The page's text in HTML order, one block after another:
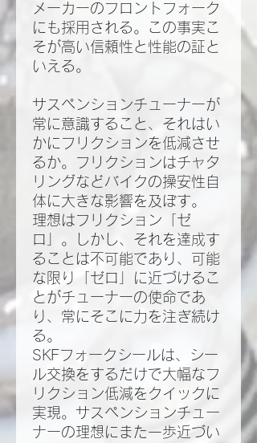
メーカーのフロントフォーク
にも採用される。この事実こ
そが高い信頼性と性能の証と
いえる。
サスペンションチューナーが
常に意識すること、それはい
かにフリクションを低減させ
るか。フリクションはチャタ
リングなどバイクの操安性自
体に大きな影響を及ぼす。
理想はフリクション「ゼ
ロ」。しかし、それを達成す
ることは不可能であり、可能
な限り「ゼロ」に近づけるこ
とがチューナーの使命であ
り、常にそこに力を注ぎ続け
る。
SKFフォークシールは、シー
ル交換をするだけで大幅なフ
リクション低減をクイックに
実現。サスペンションチュー
ナーの理想にまた一歩近づい